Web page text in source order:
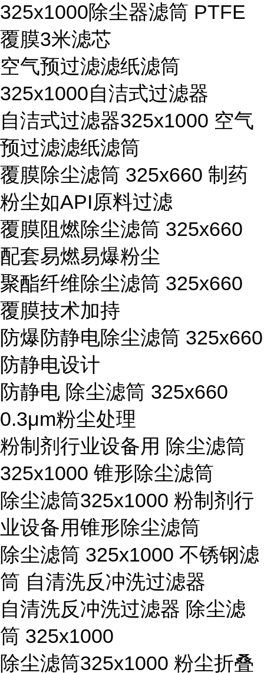
325x1000除尘器滤筒 PTFE
覆膜3米滤芯
空气预过滤滤纸滤筒
325x1000自洁式过滤器
自洁式过滤器325x1000 空气
预过滤滤纸滤筒
覆膜除尘滤筒 325x660 制药
粉尘如API原料过滤
覆膜阻燃除尘滤筒 325x660
配套易燃易爆粉尘
聚酯纤维除尘滤筒 325x660
覆膜技术加持
防爆防静电除尘滤筒 325x660
防静电设计
防静电 除尘滤筒 325x660
0.3μm粉尘处理
粉制剂行业设备用 除尘滤筒
325x1000 锥形除尘滤筒
除尘滤筒325x1000 粉制剂行
业设备用锥形除尘滤筒
除尘滤筒 325x1000 不锈钢滤
筒 自清洗反冲洗过滤器
自清洗反冲洗过滤器 除尘滤
筒 325x1000
除尘滤筒325x1000 粉尘折叠